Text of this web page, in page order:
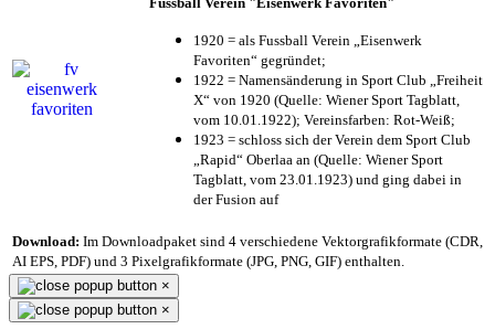
1920 = als Fussball Verein „Eisenwerk
Favoriten“ gegründet;
1922 = Namensänderung in Sport Club „Freiheit
X“ von 1920 (Quelle: Wiener Sport Tagblatt,
vom 10.01.1922); Vereinsfarben: Rot-Weiß;
1923 = schloss sich der Verein dem Sport Club
„Rapid“ Oberlaa an (Quelle: Wiener Sport
Tagblatt, vom 23.01.1923) und ging dabei in
der Fusion auf
Download: Im Downloadpaket sind 4 verschiedene Vektorgrafikformate (CDR,
AI EPS, PDF) und 3 Pixelgrafikformate (JPG, PNG, GIF) enthalten.
×
×